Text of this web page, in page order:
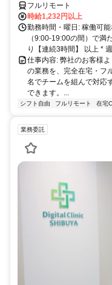
フルリモート
時給1,232円以上
勤務時間・曜日: 稼働可
（9:00-19:00の間）で満
り【連続3時間】 以上 *
仕事内容: 弊社のお客様
の業務を、完全在宅・フ
名でチームを組んで対応
できます。...
シフト自由 フルリモート 在宅
業務委託